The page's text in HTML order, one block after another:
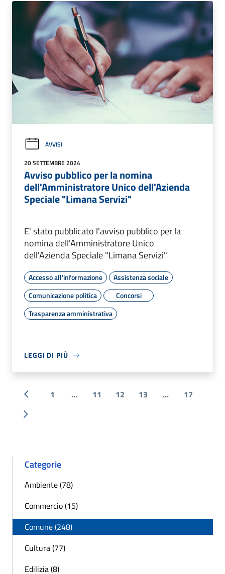
AVVISI
20 SETTEMBRE 2024
Avviso pubblico per la nomina
dell'Amministratore Unico dell'Azienda
Speciale "Limana Servizi"
E' stato pubblicato l'avviso pubblico per la
nomina dell'Amministratore Unico
dell'Azienda Speciale "Limana Servizi"
Accesso all'informazione
Assistenza sociale
Comunicazione politica
Concorsi
Trasparenza amministrativa
LEGGI DI PIÙ
« Precedente
1 ... 11 12 13 ... 17
Successiva »
Categorie
Ambiente (78)
Commercio (15)
Comune (248)
Cultura (77)
Edilizia (8)